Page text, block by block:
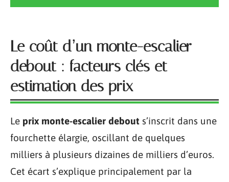
Le coût d’un monte-escalier
debout : facteurs clés et
estimation des prix
Le prix monte-escalier debout s’inscrit dans une
fourchette élargie, oscillant de quelques
milliers à plusieurs dizaines de milliers d’euros.
Cet écart s’explique principalement par la